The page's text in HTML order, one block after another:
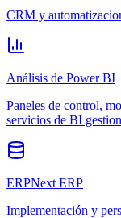
CRM y
Análisis de Power BI
Paneles de control,
servicios de BI
ERPNext ERP
Implementación y